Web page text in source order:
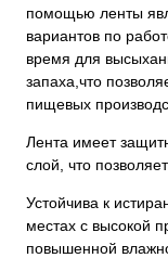
помощью ленты
вариантов по
время для
запаха,что
пищевых
Лента имеет
слой, что
Устойчива к
местах с высокой
повышенной